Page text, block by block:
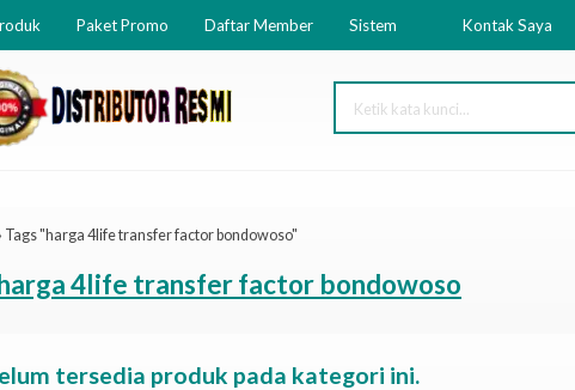
Paket Promo Daftar Member Sistem Kontak Saya
Tags "harga 4life transfer factor bondowoso"
4life transfer factor bondowoso
tersedia produk pada kategori ini.